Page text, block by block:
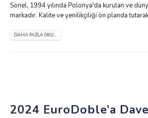
Sonel, 1994 yılında Polonya'da kurulan ve
markadır. Kalite ve yenilikçiliği ön planda
DAHA FAZLA OKU...
2024 EuroDoble’a